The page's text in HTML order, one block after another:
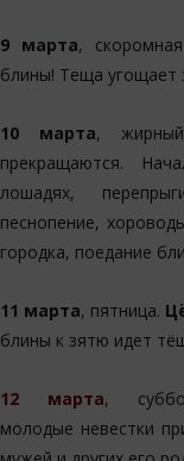
9 марта,
блины! Теща угощает
10 марта,
прекращаются.
лошадях,
песнопение,
городка, поедание
11 марта, пятница.
блины к зятю идет
12 марта,
молодые невестки